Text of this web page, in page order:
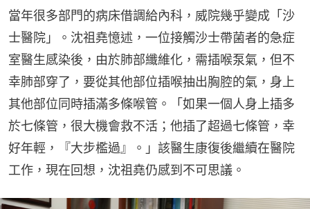
當年很多部門的病床借調給內科，威院幾乎變成「沙
士醫院」。沈祖堯憶述，一位接觸沙士帶菌者的急症
室醫生感染後，由於肺部纖維化，需插喉泵氣，但不
幸肺部穿了，要從其他部位插喉抽出胸腔的氣，身上
其他部位同時插滿多條喉管。「如果一個人身上插多
於七條管，很大機會救不活；他插了超過七條管，幸
好年輕，『大步檻過』。」該醫生康復後繼續在醫院
工作，現在回想，沈祖堯仍感到不可思議。